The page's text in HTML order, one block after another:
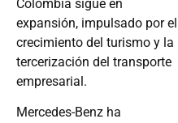
Colombia sigue en
expansión, impulsado por el
crecimiento del turismo y la
tercerización del transporte
empresarial.
Mercedes-Benz ha